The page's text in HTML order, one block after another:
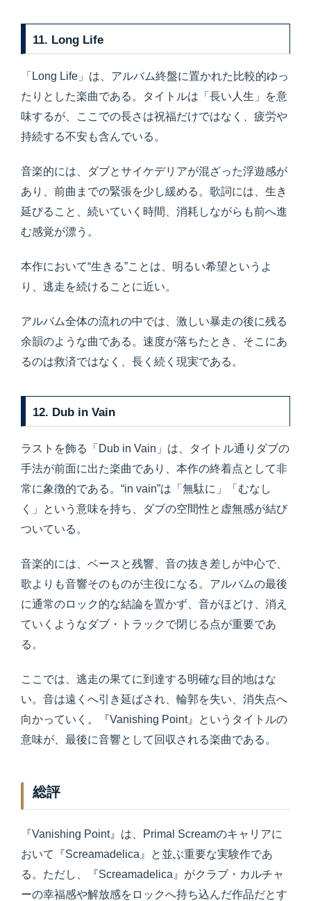
11. Long Life
「Long Life」は、アルバム終盤に置かれた比較的ゆっ
たりとした楽曲である。タイトルは「長い人生」を意
味するが、ここでの長さは祝福だけではなく、疲労や
持続する不安も含んでいる。
音楽的には、ダブとサイケデリアが混ざった浮遊感が
あり、前曲までの緊張を少し緩める。歌詞には、生き
延びること、続いていく時間、消耗しながらも前へ進
む感覚が漂う。
本作において“生きる”ことは、明るい希望というよ
り、逃走を続けることに近い。
アルバム全体の流れの中では、激しい暴走の後に残る
余韻のような曲である。速度が落ちたとき、そこにあ
るのは救済ではなく、長く続く現実である。
12. Dub in Vain
ラストを飾る「Dub in Vain」は、タイトル通りダブの
手法が前面に出た楽曲であり、本作の終着点として非
常に象徴的である。“in vain”は「無駄に」「むなし
く」という意味を持ち、ダブの空間性と虚無感が結び
ついている。
音楽的には、ベースと残響、音の抜き差しが中心で、
歌よりも音響そのものが主役になる。アルバムの最後
に通常のロック的な結論を置かず、音がほどけ、消え
ていくようなダブ・トラックで閉じる点が重要であ
る。
ここでは、逃走の果てに到達する明確な目的地はな
い。音は遠くへ引き延ばされ、輪郭を失い、消失点へ
向かっていく。『Vanishing Point』というタイトルの
意味が、最後に音響として回収される楽曲である。
総評
『Vanishing Point』は、Primal Screamのキャリアに
おいて『Screamadelica』と並ぶ重要な実験作であ
る。ただし、『Screamadelica』がクラブ・カルチャ
ーの幸福感や解放感をロックへ持ち込んだ作品だとす